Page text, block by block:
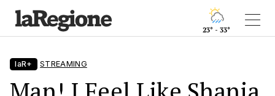
23° - 33°
laR+ STREAMING